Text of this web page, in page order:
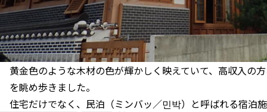
黄金色のような木材の色が輝かしく映えていて、高収入の
を眺め歩きました。
住宅だけでなく、民泊（ミンバッ／민박）と呼ばれる宿泊